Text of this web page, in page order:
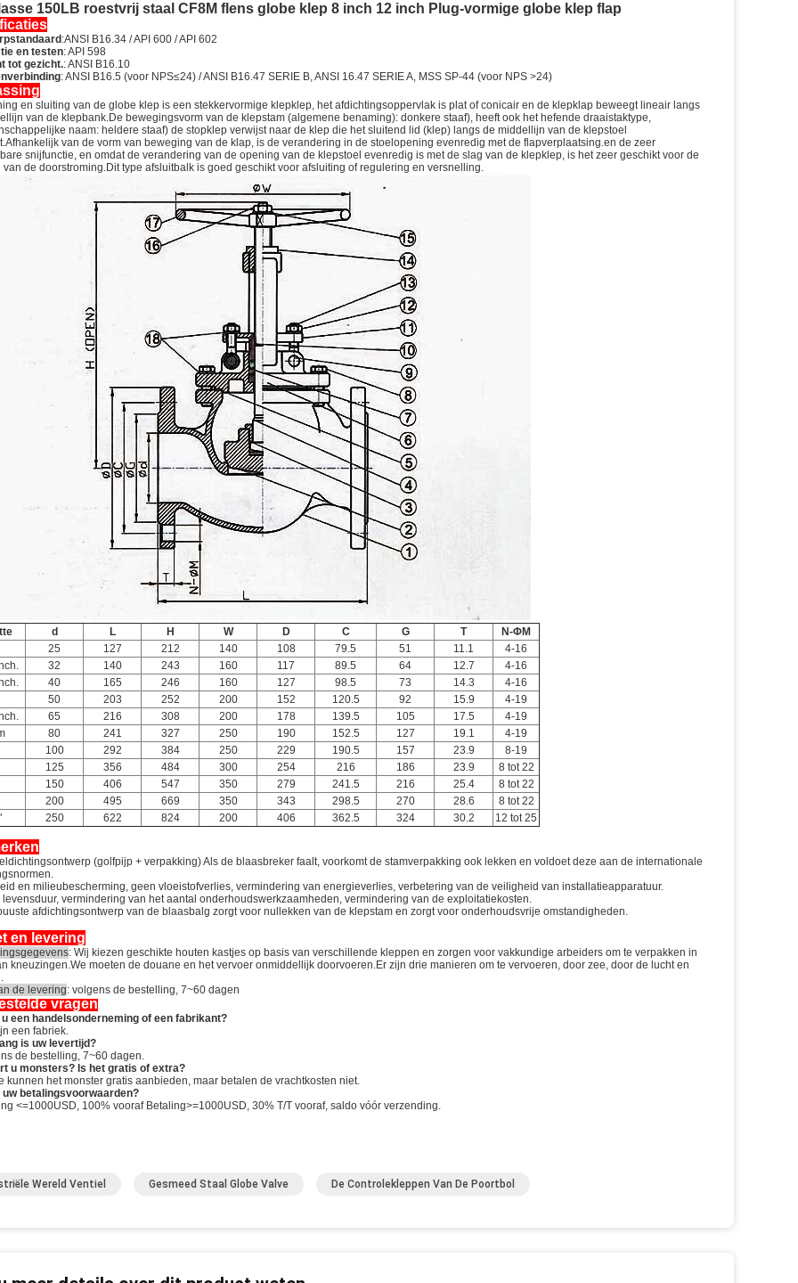
150LB roestvrij staal CF8M flens globe klep 8 inch 12 inch Plug-vormige globe klep flap
:ANSI B16.34 / API 600 / API 602
en testen: API 598
tot gezicht.: ANSI B16.10
: ANSI B16.5 (voor NPS≤24) / ANSI B16.47 SERIE B, ANSI 16.47 SERIE A, MSS SP-44 (voor NPS >24)
en sluiting van de globe klep is een stekkervormige klepklep, het afdichtingsoppervlak is plat of conicair en de klepklap beweegt lineair langs
van de klepbank.De bewegingsvorm van de klepstam (algemene benaming): donkere staaf), heeft ook het hefende draaistaktype,
naam: heldere staaf) de stopklep verwijst naar de klep die het sluitend lid (klep) langs de middellijn van de klepstoel
van de vorm van beweging van de klap, is de verandering in de stoelopening evenredig met de flapverplaatsing.en de zeer
snijfunctie, en omdat de verandering van de opening van de klepstoel evenredig is met de slag van de klepklep, is het zeer geschikt voor de
van de doorstroming.Dit type afsluitbalk is goed geschikt voor afsluiting of regulering en versnelling.
d L H W D C G T
N-ΦM
25
127 212 140 108 79.5 51 11.1
4-16
32 140 243 160 117 89.5 64 12.7
4-16
40 165 246 160 127 98.5 73 14.3
4-16
50
203 252 200 152 120.5 92 15.9
4-19
65 216 308 200 178 139.5 105 17.5
4-19
80 241 327 250 190 152.5 127 19.1
4-19
100
292 384 250 229 190.5 157 23.9
8-19
125
356 484 300 254 216 186 23.9
8 tot 22
150
406 547 350 279 241.5 216 25.4
8 tot 22
200
495 669 350 343 298.5 270 28.6
8 tot 22
250 622 824 200 406 362.5 324 30.2 12 tot 25
(golfpijp + verpakking) Als de blaasbreker faalt, voorkomt de stamverpakking ook lekken en voldoet deze aan de internationale
en milieubescherming, geen vloeistofverlies, vermindering van energieverlies, verbetering van de veiligheid van installatieapparatuur.
levensduur, vermindering van het aantal onderhoudswerkzaamheden, vermindering van de exploitatiekosten.
afdichtingsontwerp van de blaasbalg zorgt voor nullekken van de klepstam en zorgt voor onderhoudsvrije omstandigheden.
en levering
: Wij kiezen geschikte houten kastjes op basis van verschillende kleppen en zorgen voor vakkundige arbeiders om te verpakken in
kneuzingen.We moeten de douane en het vervoer onmiddellijk doorvoeren.Er zijn drie manieren om te vervoeren, door zee, door de lucht en
de levering: volgens de bestelling, 7~60 dagen
vragen
een handelsonderneming of een fabrikant?
een fabriek.
is uw levertijd?
de bestelling, 7~60 dagen.
u monsters? Is het gratis of extra?
kunnen het monster gratis aanbieden, maar betalen de vrachtkosten niet.
uw betalingsvoorwaarden?
<=1000USD, 100% vooraf Betaling>=1000USD, 30% T/T vooraf, saldo vóór verzending.
Wereld Ventiel Gesmeed Staal Globe Valve De Controlekleppen Van De Poortbol